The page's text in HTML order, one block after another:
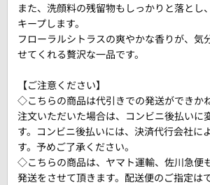
また、洗顔料の残留物もしっかりと落とし
キープします。
フローラルシトラスの爽やかな香りが、気
せてくれる贅沢な一品です。
【ご注意ください】
◇こちらの商品は代引きでの発送ができか
注文いただいた場合は、コンビニ後払いに
す。コンビニ後払いには、決済代行会社に
す。予めご了承ください。
◇こちらの商品は、ヤマト運輸、佐川急便
発送をさせて頂きます。配送便のご指定は